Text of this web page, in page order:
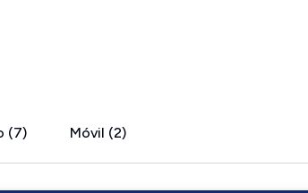
(7) Móvil (2)